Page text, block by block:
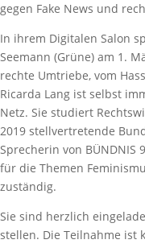
gegen Fake News und
In ihrem Digitalen Salon
Seemann (Grüne) am 1.
rechte Umtriebe, vom
Ricarda Lang ist selbst
Netz. Sie studiert
2019 stellvertretende
Sprecherin von BÜNDNIS
für die Themen
zuständig.
Sie sind herzlich
stellen. Die Teilnahme ist